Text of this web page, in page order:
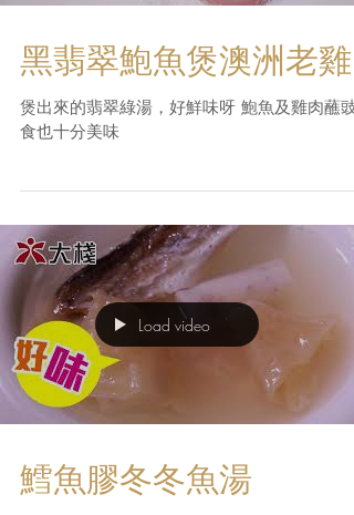
黑翡翠鮑魚煲澳洲老雞
煲出來的翡翠綠湯，好鮮味呀 鮑魚及雞肉蘸豉
食也十分美味
Load video
鱈魚膠冬冬魚湯